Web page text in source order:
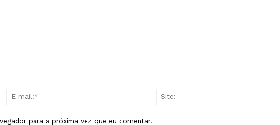
Nome:*
para a próxima vez que eu comentar.